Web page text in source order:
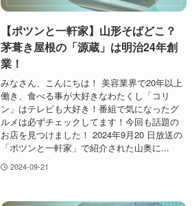
【ポツンと一軒家】山形そばどこ？
茅葺き屋根の「源蔵」は明治24年創
業！
みなさん、こんにちは！ 美容業界で20年以上
働き、食べる事が大好きなわたくし「コリ
ン」はテレビも大好き！番組で気になったグ
ルメは必ずチェックしてます！今回も話題の
お店を見つけました！ 2024年9月20 日放送の
「ポツンと一軒家」で紹介された山奥に...
2024-09-21